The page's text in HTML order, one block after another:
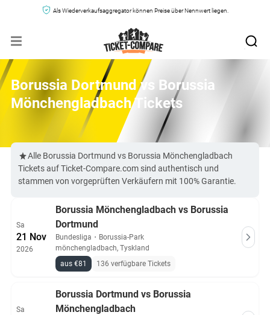
Als Wiederverkaufsaggregator können Preise über Nennwert liegen.
Borussia Dortmund vs Borussia
Mönchengladbach Tickets
Alle Borussia Dortmund vs Borussia Mönchengladbach
Tickets auf Ticket-Compare.com sind authentisch und
stammen von vorgeprüften Verkäufern mit 100% Garantie.
Sa
21 Nov
2026
Borussia Mönchengladbach vs Borussia
Dortmund
Bundesliga ・ Borussia-Park
mönchengladbach, Tyskland
aus €81
136 verfügbare Tickets
Sa
Borussia Dortmund vs Borussia
Mönchengladbach